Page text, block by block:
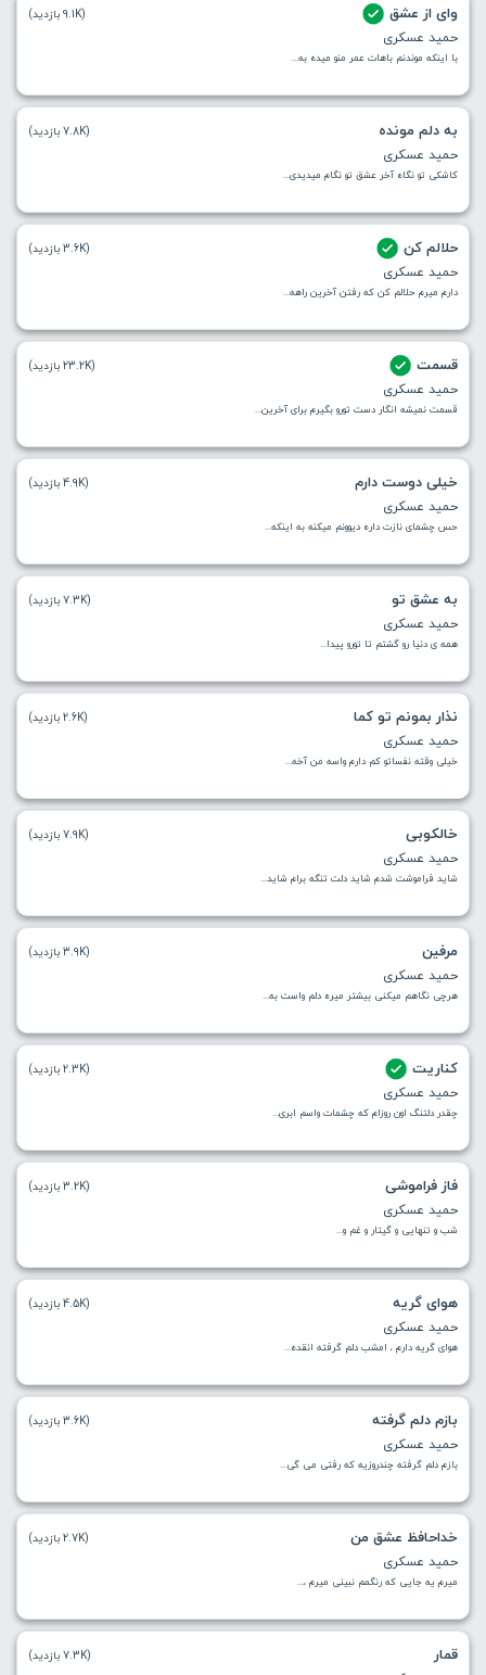
وای از عشق
حمید عسکری
با اینکه موندنم باهات عمر منو میده به...
(9.1K بازدید)
به دلم مونده
حمید عسکری
کاشکی تو نگاه آخر عشق تو نگام میدیدی...
(7.8K بازدید)
حلالم کن
حمید عسکری
دارم میرم حلالم کن که رفتن آخرین راهه...
(3.6K بازدید)
قسمت
حمید عسکری
قسمت نمیشه انگار دست تورو بگیرم برای آخرین...
(23.2K بازدید)
خیلی دوست دارم
حمید عسکری
حس چشمای نازت داره دیوونم میکنه به اینکه...
(4.9K بازدید)
به عشق تو
حمید عسکری
همه ی دنیا رو گشتم تا تورو پیدا...
(7.3K بازدید)
نذار بمونم تو کما
حمید عسکری
خیلی وقته نفساتو کم دارم واسه من آخه...
(2.6K بازدید)
خالکوبی
حمید عسکری
شاید فراموشت شدم شاید دلت تنگه برام شاید...
(7.9K بازدید)
مرفین
حمید عسکری
هرچی نگاهم میکنی بیشتر میره دلم واست به...
(3.9K بازدید)
کناریت
حمید عسکری
چقدر دلتنگ اون روزام که چشمات واسم ابری...
(2.3K بازدید)
فاز فراموشی
حمید عسکری
شب و تنهایی و گیتار و غم و...
(3.2K بازدید)
هوای گریه
حمید عسکری
هوای گریه دارم ، امشب دلم گرفته انقده...
(4.5K بازدید)
بازم دلم گرفته
حمید عسکری
بازم دلم گرفته چندروزیه که رفتی می گی...
(3.6K بازدید)
خداحافظ عشق من
حمید عسکری
میرم یه جایی که رنگمم نبینی میرم ،...
(2.7K بازدید)
قمار (7.3K بازدید)